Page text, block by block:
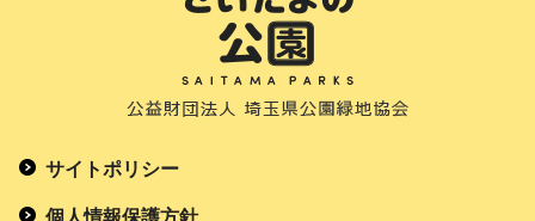
サイトポリシー
個人情報保護方針